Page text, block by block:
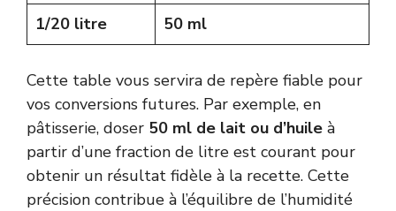
1/20 litre
50 ml
Cette table vous servira de repère fiable pour
vos conversions futures. Par exemple, en
pâtisserie, doser 50 ml de lait ou d’huile à
partir d’une fraction de litre est courant pour
obtenir un résultat fidèle à la recette. Cette
précision contribue à l’équilibre de l’humidité